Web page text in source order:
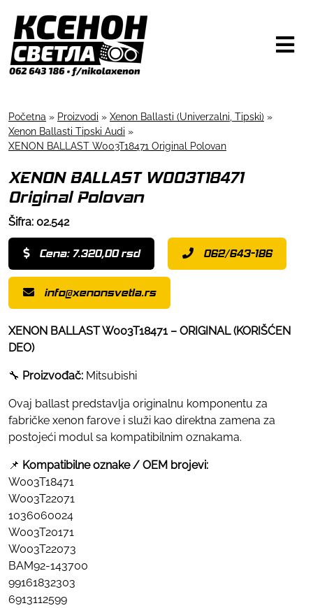
Početna » Proizvodi » Xenon Ballasti (Univerzalni, Tipski) »
Xenon Ballasti Tipski Audi »
XENON BALLAST W003T18471 Original Polovan
XENON BALLAST W003T18471
Original Polovan
Šifra: 02.542
Cena: 7.320,00 rsd 062/643-186
info@xenonsvetla.rs
XENON BALLAST W003T18471 – ORIGINAL (KORIŠĆEN
DEO)
🔧 Proizvođač: Mitsubishi
Ovaj ballast predstavlja originalnu komponentu za
fabričke xenon farove i služi kao direktna zamena za
postojeći modul sa kompatibilnim oznakama.
📌 Kompatibilne oznake / OEM brojevi:
W003T18471
W003T22071
1036060024
W003T20171
W003T22073
BAM92-143700
99161832303
6913112599